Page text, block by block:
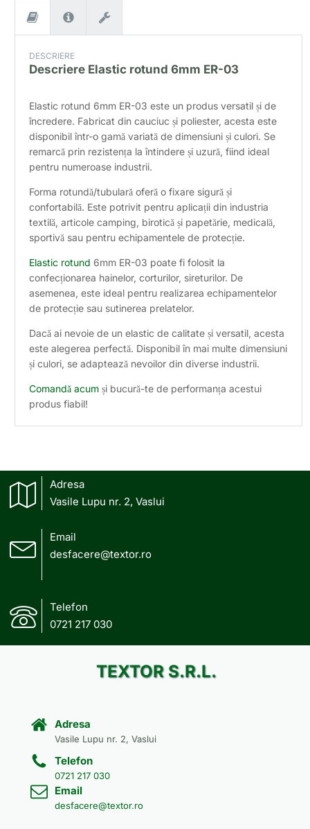
DESCRIERE
Descriere Elastic rotund 6mm ER-03
Elastic rotund 6mm ER-03 este un produs versatil și de
încredere. Fabricat din cauciuc și poliester, acesta este
disponibil într-o gamă variată de dimensiuni și culori. Se
remarcă prin rezistența la întindere și uzură, fiind ideal
pentru numeroase industrii.
Forma rotundă/tubulară oferă o fixare sigură și
confortabilă. Este potrivit pentru aplicații din industria
textilă, articole camping, birotică și papetărie, medicală,
sportivă sau pentru echipamentele de protecție.
Elastic rotund 6mm ER-03 poate fi folosit la
confecționarea hainelor, corturilor, sireturilor. De
asemenea, este ideal pentru realizarea echipamentelor
de protecție sau sutinerea prelatelor.
Dacă ai nevoie de un elastic de calitate și versatil, acesta
este alegerea perfectă. Disponibil în mai multe dimensiuni
și culori, se adaptează nevoilor din diverse industrii.
Comandă acum și bucură-te de performanța acestui
produs fiabil!
Adresa
Vasile Lupu nr. 2, Vaslui
Email
desfacere@textor.ro
Telefon
0721 217 030
TEXTOR S.R.L.
Adresa
Vasile Lupu nr. 2, Vaslui
Telefon
0721 217 030
Email
desfacere@textor.ro